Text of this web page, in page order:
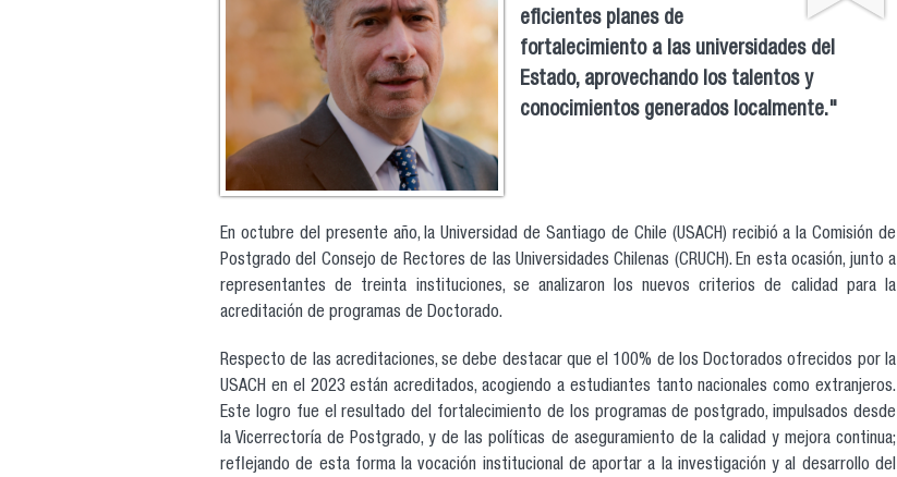
eficientes planes de
fortalecimiento a las universidades del
Estado, aprovechando los talentos y
conocimientos generados localmente."
En octubre del presente año, la Universidad de Santiago de Chile (USACH) recibió a la Comisión de
Postgrado del Consejo de Rectores de las Universidades Chilenas (CRUCH). En esta ocasión, junto a
representantes de treinta instituciones, se analizaron los nuevos criterios de calidad para la
acreditación de programas de Doctorado.
Respecto de las acreditaciones, se debe destacar que el 100% de los Doctorados ofrecidos por la
USACH en el 2023 están acreditados, acogiendo a estudiantes tanto nacionales como extranjeros.
Este logro fue el resultado del fortalecimiento de los programas de postgrado, impulsados desde
la Vicerrectoría de Postgrado, y de las políticas de aseguramiento de la calidad y mejora continua;
reflejando de esta forma la vocación institucional de aportar a la investigación y al desarrollo del